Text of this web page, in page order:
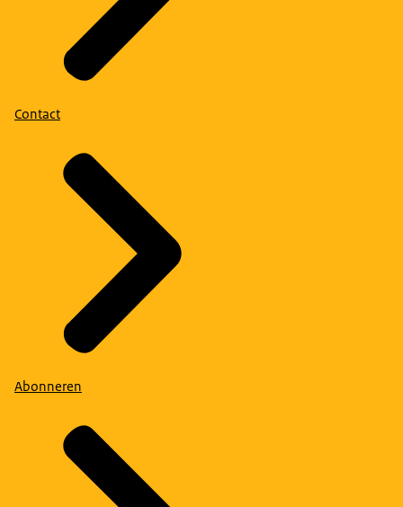
Contact
Abonneren